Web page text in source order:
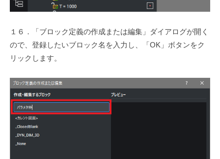
１６．「ブロック定義の作成または編集」ダイアログが開く
ので、登録したいブロック名を入力し、「OK」ボタンをク
リックします。